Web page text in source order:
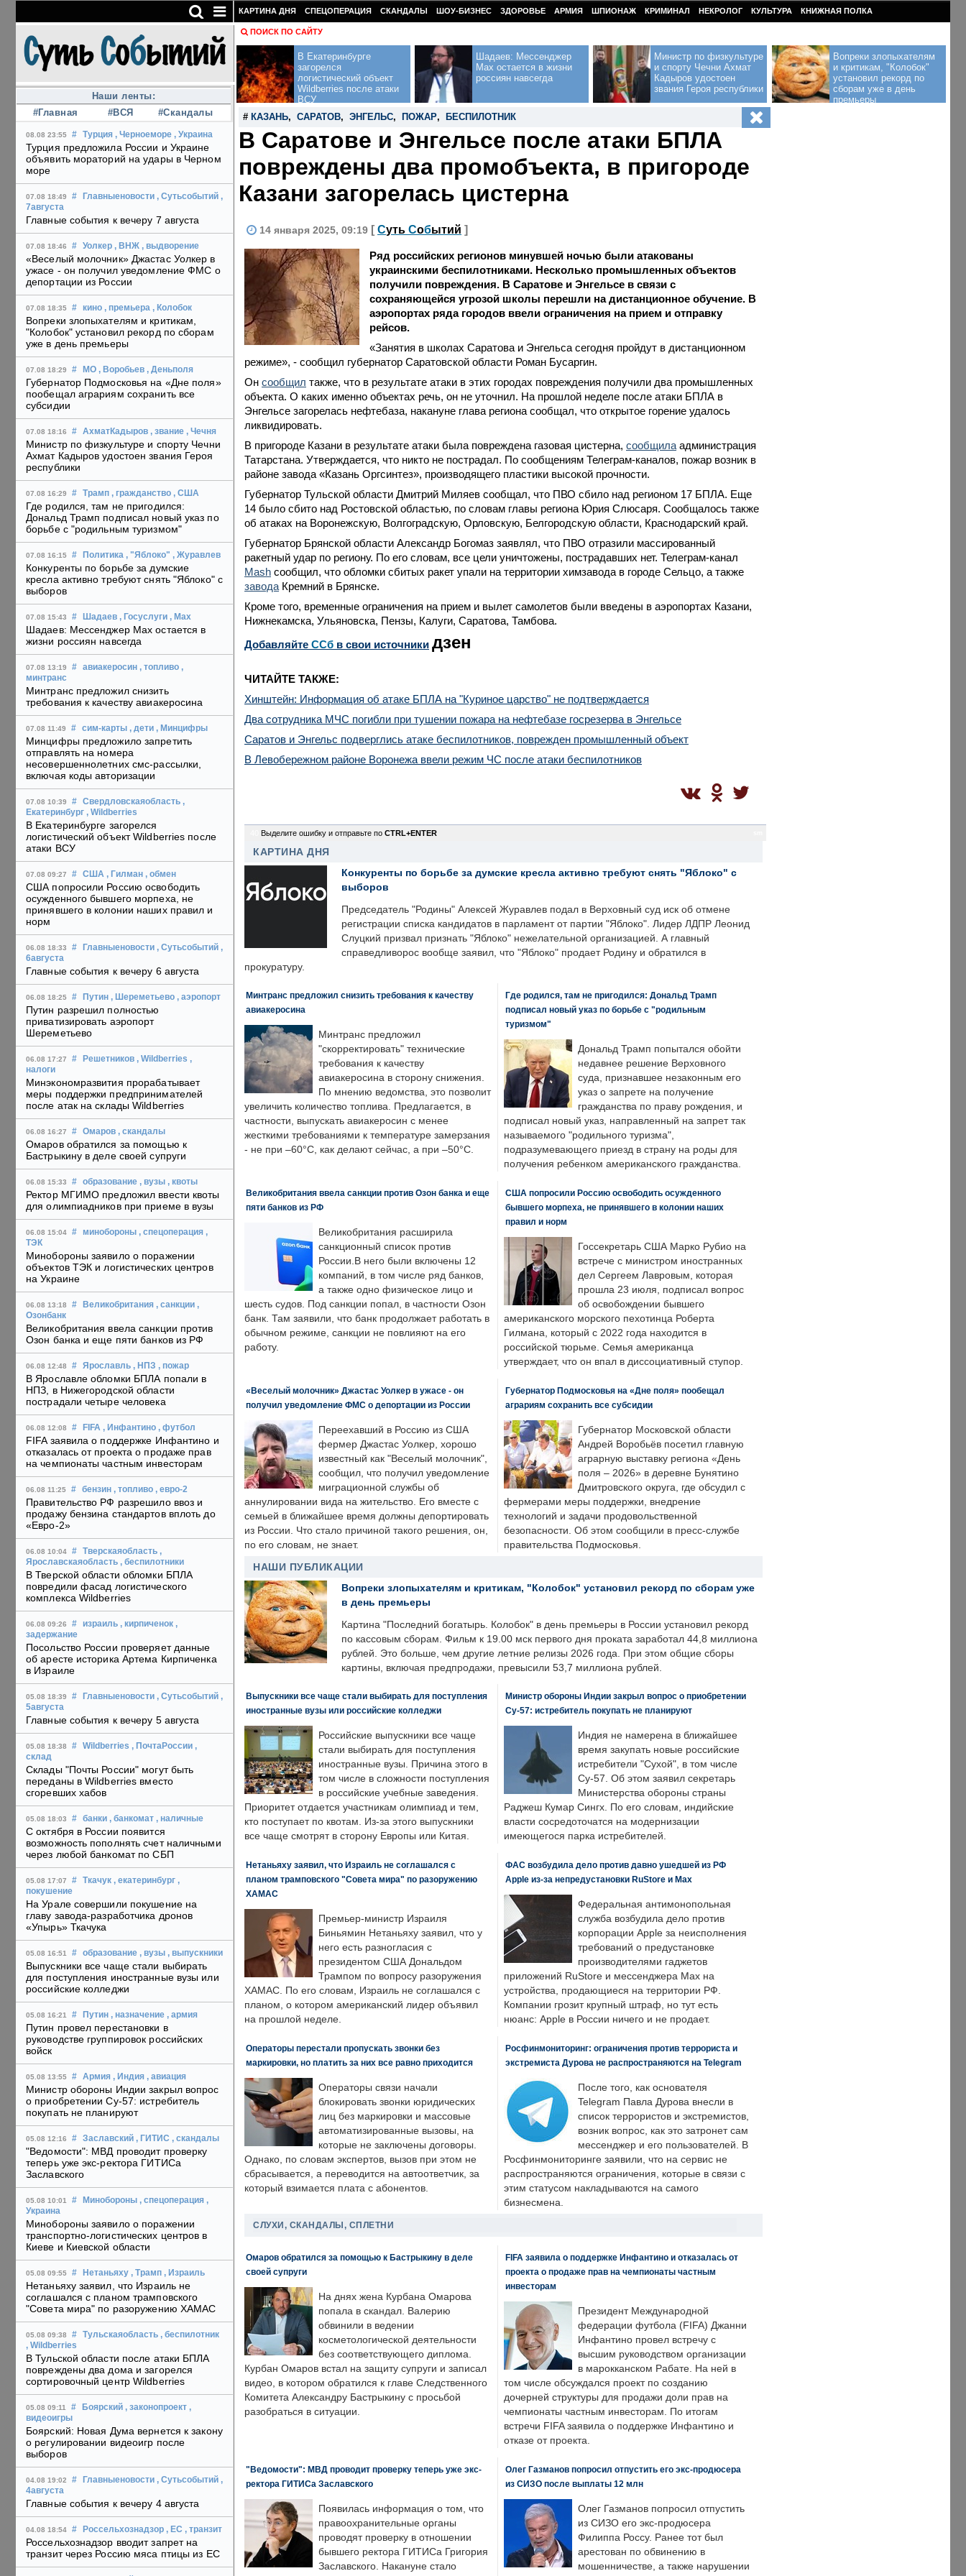
Наши ленты:
#Главная
#ВСЯ #Скандалы
08.08 23:55 # Турция , Черноеморе , Украина
Турция предложила России и Украине
объявить мораторий на удары в Черном
море
07.08 18:49 # Главныеновости , Сутьсобытий ,
7августа
Главные события к вечеру 7 августа
07.08 18:46 # Уолкер , ВНЖ , выдворение
«Веселый молочник» Джастас Уолкер в
ужасе - он получил уведомление ФМС о
депортации из России
07.08 18:35 # кино , премьера , Колобок
Вопреки злопыхателям и критикам,
"Колобок" установил рекорд по сборам
уже в день премьеры
07.08 18:29 # МО , Воробьев , Деньполя
Губернатор Подмосковья на «Дне поля»
пообещал аграриям сохранить все
субсидии
07.08 18:16 # АхматКадыров , звание , Чечня
Министр по физкультуре и спорту Чечни
Ахмат Кадыров удостоен звания Героя
республики
07.08 16:29 # Трамп , гражданство , США
Где родился, там не пригодился:
Дональд Трамп подписал новый указ по
борьбе с "родильным туризмом"
07.08 16:15 # Политика , "Яблоко" , Журавлев
Конкуренты по борьбе за думские
кресла активно требуют снять "Яблоко" с
выборов
07.08 15:43 # Шадаев , Госуслуги , Max
Шадаев: Мессенджер Max остается в
жизни россиян навсегда
07.08 13:19 # авиакеросин , топливо ,
минтранс
Минтранс предложил снизить
требования к качеству авиакеросина
07.08 11:49 # сим-карты , дети , Минцифры
Минцифры предложило запретить
отправлять на номера
несовершеннолетних смс-рассылки,
включая коды авторизации
07.08 10:39 # Свердловскаяобласть ,
Екатеринбург , Wildberries
В Екатеринбурге загорелся
логистический объект Wildberries после
атаки ВСУ
07.08 09:27 # США , Гилман , обмен
США попросили Россию освободить
осужденного бывшего морпеха, не
принявшего в колонии наших правил и
норм
06.08 18:33 # Главныеновости , Сутьсобытий ,
6августа
Главные события к вечеру 6 августа
06.08 18:25 # Путин , Шереметьево , аэропорт
Путин разрешил полностью
приватизировать аэропорт
Шереметьево
06.08 17:27 # Решетников , Wildberries ,
налоги
Минэкономразвития прорабатывает
меры поддержки предпринимателей
после атак на склады Wildberries
06.08 16:27 # Омаров , скандалы
Омаров обратился за помощью к
Бастрыкину в деле своей супруги
06.08 15:33 # образование , вузы , квоты
Ректор МГИМО предложил ввести квоты
для олимпиадников при приеме в вузы
06.08 15:04 # минобороны , спецоперация ,
ТЭК
Минобороны заявило о поражении
объектов ТЭК и логистических центров
на Украине
06.08 13:18 # Великобритания , санкции ,
Озонбанк
Великобритания ввела санкции против
Озон банка и еще пяти банков из РФ
06.08 12:48 # Ярославль , НПЗ , пожар
В Ярославле обломки БПЛА попали в
НПЗ, в Нижегородской области
пострадали четыре человека
06.08 12:08 # FIFA , Инфантино , футбол
FIFA заявила о поддержке Инфантино и
отказалась от проекта о продаже прав
на чемпионаты частным инвесторам
06.08 11:25 # бензин , топливо , евро-2
Правительство РФ разрешило ввоз и
продажу бензина стандартов вплоть до
«Евро-2»
06.08 10:04 # Тверскаяобласть ,
Ярославскаяобласть , беспилотники
В Тверской области обломки БПЛА
повредили фасад логистического
комплекса Wildberries
06.08 09:26 # израиль , кирпиченок ,
задержание
Посольство России проверяет данные
об аресте историка Артема Кирпиченка
в Израиле
05.08 18:39 # Главныеновости , Сутьсобытий ,
5августа
Главные события к вечеру 5 августа
05.08 18:38 # Wildberries , ПочтаРоссии ,
склад
Склады "Почты России" могут быть
переданы в Wildberries вместо
сгоревших хабов
05.08 18:03 # банки , банкомат , наличные
С октября в России появится
возможность пополнять счет наличными
через любой банкомат по СБП
05.08 17:07 # Ткачук , екатеринбург ,
покушение
На Урале совершили покушение на
главу завода-разработчика дронов
«Упырь» Ткачука
05.08 16:51 # образование , вузы , выпускники
Выпускники все чаще стали выбирать
для поступления иностранные вузы или
российские колледжи
05.08 16:21 # Путин , назначение , армия
Путин провел перестановки в
руководстве группировок российских
войск
05.08 13:55 # Армия , Индия , авиация
Министр обороны Индии закрыл вопрос
о приобретении Су-57: истребитель
покупать не планируют
05.08 12:16 # Заславский , ГИТИС , скандалы
"Ведомости": МВД проводит проверку
теперь уже экс-ректора ГИТИСа
Заславского
05.08 10:01 # Минобороны , спецоперация ,
Украина
Минобороны заявило о поражении
транспортно-логистических центров в
Киеве и Киевской области
05.08 09:55 # Нетаньяху , Трамп , Израиль
Нетаньяху заявил, что Израиль не
соглашался с планом трамповского
"Совета мира" по разоружению ХАМАС
05.08 09:38 # Тульскаяобласть , беспилотник
, Wildberries
В Тульской области после атаки БПЛА
повреждены два дома и загорелся
сортировочный центр Wildberries
05.08 09:11 # Боярский , законопроект ,
видеоигры
Боярский: Новая Дума вернется к закону
о регулировании видеоигр после
выборов
04.08 19:02 # Главныеновости , Сутьсобытий ,
4августа
Главные события к вечеру 4 августа
04.08 18:54 # Россельхознадзор , ЕС , транзит
Россельхознадзор вводит запрет на
транзит через Россию мяса птицы из ЕС
КАРТИНА ДНЯ СПЕЦОПЕРАЦИЯ СКАНДАЛЫ ШОУ-БИЗНЕС ЗДОРОВЬЕ АРМИЯ ШПИОНАЖ КРИМИНАЛ НЕКРОЛОГ КУЛЬТУРА КНИЖНАЯ ПОЛКА
ПОИСК ПО САЙТУ
В Екатеринбурге
загорелся
логистический объект
Wildberries после атаки
ВСУ
Шадаев: Мессенджер
Max остается в жизни
россиян навсегда
Министр по физкультуре
и спорту Чечни Ахмат
Кадыров удостоен
звания Героя республики
Вопреки злопыхателям
и критикам, "Колобок"
установил рекорд по
сборам уже в день
премьеры
# КАЗАНЬ, САРАТОВ, ЭНГЕЛЬС, ПОЖАР, БЕСПИЛОТНИК
В Саратове и Энгельсе после атаки БПЛА
повреждены два промобъекта, в пригороде
Казани загорелась цистерна
14 января 2025, 09:19 [ Суть Событий ]
Ряд российских регионов минувшей ночью были атакованы
украинскими беспилотниками. Несколько промышленных объектов
получили повреждения. В Саратове и Энгельсе в связи с
сохраняющейся угрозой школы перешли на дистанционное обучение. В
аэропортах ряда городов ввели ограничения на прием и отправку
рейсов.
«Занятия в школах Саратова и Энгельса сегодня пройдут в дистанционном
режиме», - сообщил губернатор Саратовской области Роман Бусаргин.
Он сообщил также, что в результате атаки в этих городах повреждения получили два промышленных
объекта. О каких именно объектах речь, он не уточнил. На прошлой неделе после атаки БПЛА в
Энгельсе загорелась нефтебаза, накануне глава региона сообщал, что открытое горение удалось
ликвидировать.
В пригороде Казани в результате атаки была повреждена газовая цистерна, сообщила администрация
Татарстана. Утверждается, что никто не пострадал. По сообщениям Телеграм-каналов, пожар возник в
районе завода «Казань Оргсинтез», производящего пластики высокой прочности.
Губернатор Тульской области Дмитрий Миляев сообщал, что ПВО сбило над регионом 17 БПЛА. Еще
14 было сбито над Ростовской областью, по словам главы региона Юрия Слюсаря. Сообщалось также
об атаках на Воронежскую, Волгоградскую, Орловскую, Белгородскую области, Краснодарский край.
Губернатор Брянской области Александр Богомаз заявлял, что ПВО отразили массированный
ракетный удар по региону. По его словам, все цели уничтожены, пострадавших нет. Телеграм-канал
Mash сообщил, что обломки сбитых ракет упали на территории химзавода в городе Сельцо, а также
завода Кремний в Брянске.
Кроме того, временные ограничения на прием и вылет самолетов были введены в аэропортах Казани,
Нижнекамска, Ульяновска, Пензы, Калуги, Саратова, Тамбова.
Добавляйте CСб в свои источники дзен
ЧИТАЙТЕ ТАКЖЕ:
Хинштейн: Информация об атаке БПЛА на "Куриное царство" не подтверждается
Два сотрудника МЧС погибли при тушении пожара на нефтебазе госрезерва в Энгельсе
Саратов и Энгельс подверглись атаке беспилотников, поврежден промышленный объект
В Левобережном районе Воронежа ввели режим ЧС после атаки беспилотников
Выделите ошибку и отправьте по CTRL+ENTER
КАРТИНА ДНЯ
Конкуренты по борьбе за думские кресла активно требуют снять "Яблоко" с
выборов
Председатель "Родины" Алексей Журавлев подал в Верховный суд иск об отмене
регистрации списка кандидатов в парламент от партии "Яблоко". Лидер ЛДПР Леонид
Слуцкий призвал признать "Яблоко" нежелательной организацией. А главный
справедливорос вообще заявил, что "Яблоко" продает Родину и обратился в
прокуратуру.
Минтранс предложил снизить требования к качеству
авиакеросина
Минтранс предложил
"скорректировать" технические
требования к качеству
авиакеросина в сторону снижения.
По мнению ведомства, это позволит
увеличить количество топлива. Предлагается, в
частности, выпускать авиакеросин с менее
жесткими требованиями к температуре замерзания
- не при –60°C, как делают сейчас, а при –50°C.
Где родился, там не пригодился: Дональд Трамп
подписал новый указ по борьбе с "родильным
туризмом"
Дональд Трамп попытался обойти
недавнее решение Верховного
суда, признавшее незаконным его
указ о запрете на получение
гражданства по праву рождения, и
подписал новый указ, направленный на запрет так
называемого "родильного туризма",
подразумевающего приезд в страну на роды для
получения ребенком американского гражданства.
Великобритания ввела санкции против Озон банка и еще
пяти банков из РФ
Великобритания расширила
санкционный список против
России.В него были включены 12
компаний, в том числе ряд банков,
а также одно физическое лицо и
шесть судов. Под санкции попал, в частности Озон
банк. Там заявили, что банк продолжает работать в
обычном режиме, санкции не повлияют на его
работу.
США попросили Россию освободить осужденного
бывшего морпеха, не принявшего в колонии наших
правил и норм
Госсекретарь США Марко Рубио на
встрече с министром иностранных
дел Сергеем Лавровым, которая
прошла 23 июля, подписал вопрос
об освобождении бывшего
американского морского пехотинца Роберта
Гилмана, который с 2022 года находится в
российской тюрьме. Семья американца
утверждает, что он впал в диссоциативный ступор.
«Веселый молочник» Джастас Уолкер в ужасе - он
получил уведомление ФМС о депортации из России
Переехавший в Россию из США
фермер Джастас Уолкер, хорошо
известный как "Веселый молочник",
сообщил, что получил уведомление
миграционной службы об
аннулировании вида на жительство. Его вместе с
семьей в ближайшее время должны депортировать
из России. Что стало причиной такого решения, он,
по его словам, не знает.
Губернатор Подмосковья на «Дне поля» пообещал
аграриям сохранить все субсидии
Губернатор Московской области
Андрей Воробьёв посетил главную
аграрную выставку региона «День
поля – 2026» в деревне Бунятино
Дмитровского округа, где обсудил с
фермерами меры поддержки, внедрение
технологий и задачи продовольственной
безопасности. Об этом сообщили в пресс-службе
правительства Подмосковья.
НАШИ ПУБЛИКАЦИИ
Вопреки злопыхателям и критикам, "Колобок" установил рекорд по сборам уже
в день премьеры
Картина "Последний богатырь. Колобок" в день премьеры в России установил рекорд
по кассовым сборам. Фильм к 19.00 мск первого дня проката заработал 44,8 миллиона
рублей. Это больше, чем другие летние релизы 2026 года. При этом общие сборы
картины, включая предпродажи, превысили 53,7 миллиона рублей.
Выпускники все чаще стали выбирать для поступления
иностранные вузы или российские колледжи
Российские выпускники все чаще
стали выбирать для поступления
иностранные вузы. Причина этого в
том числе в сложности поступления
в российские учебные заведения.
Приоритет отдается участникам олимпиад и тем,
кто поступает по квотам. Из-за этого выпускники
все чаще смотрят в сторону Европы или Китая.
Министр обороны Индии закрыл вопрос о приобретении
Су-57: истребитель покупать не планируют
Индия не намерена в ближайшее
время закупать новые российские
истребители "Сухой", в том числе
Су-57. Об этом заявил секретарь
Министерства обороны страны
Раджеш Кумар Сингх. По его словам, индийские
власти сосредоточатся на модернизации
имеющегося парка истребителей.
Нетаньяху заявил, что Израиль не соглашался с
планом трамповского "Совета мира" по разоружению
ХАМАС
Премьер-министр Израиля
Биньямин Нетаньяху заявил, что у
него есть разногласия с
президентом США Дональдом
Трампом по вопросу разоружения
ХАМАС. По его словам, Израиль не соглашался с
планом, о котором американский лидер объявил
на прошлой неделе.
ФАС возбудила дело против давно ушедшей из РФ
Apple из-за непредустановки RuStore и Max
Федеральная антимонопольная
служба возбудила дело против
корпорации Apple за неисполнения
требований о предустановке
производителями гаджетов
приложений RuStore и мессенджера Max на
устройства, продающиеся на территории РФ.
Компании грозит крупный штраф, но тут есть
нюанс: Apple в России ничего и не продает.
Операторы перестали пропускать звонки без
маркировки, но платить за них все равно приходится
Операторы связи начали
блокировать звонки юридических
лиц без маркировки и массовые
автоматизированные вызовы, на
которые не заключены договоры.
Однако, по словам экспертов, вызов при этом не
сбрасывается, а переводится на автоответчик, за
который взимается плата с абонентов.
Росфинмониторинг: ограничения против террориста и
экстремиста Дурова не распространяются на Telegram
После того, как основателя
Telegram Павла Дурова внесли в
список террористов и экстремистов,
возник вопрос, как это затронет сам
мессенджер и его пользователей. В
Росфинмониторинге заявили, что на сервис не
распространяются ограничения, которые в связи с
этим статусом накладываются на самого
бизнесмена.
СЛУХИ, СКАНДАЛЫ, СПЛЕТНИ
Омаров обратился за помощью к Бастрыкину в деле
своей супруги
На днях жена Курбана Омарова
попала в скандал. Валерию
обвинили в ведении
косметологической деятельности
без соответствующего диплома.
Курбан Омаров встал на защиту супруги и записал
видео, в котором обратился к главе Следственного
Комитета Александру Бастрыкину с просьбой
разобраться в ситуации.
FIFA заявила о поддержке Инфантино и отказалась от
проекта о продаже прав на чемпионаты частным
инвесторам
Президент Международной
федерации футбола (FIFA) Джанни
Инфантино провел встречу с
высшим руководством организации
в марокканском Рабате. На ней в
том числе обсуждался проект по созданию
дочерней структуры для продажи доли прав на
чемпионаты частным инвесторам. По итогам
встречи FIFA заявила о поддержке Инфантино и
отказе от проекта.
"Ведомости": МВД проводит проверку теперь уже экс-
ректора ГИТИСа Заславского
Появилась информация о том, что
правоохранительные органы
проводят проверку в отношении
бывшего ректора ГИТИСа Григория
Заславского. Накануне стало
Олег Газманов попросил отпустить его экс-продюсера
из СИЗО после выплаты 12 млн
Олег Газманов попросил отпустить
из СИЗО его экс-продюсера
Филиппа Россу. Ранее тот был
арестован по обвинению в
мошенничестве, а также нарушении